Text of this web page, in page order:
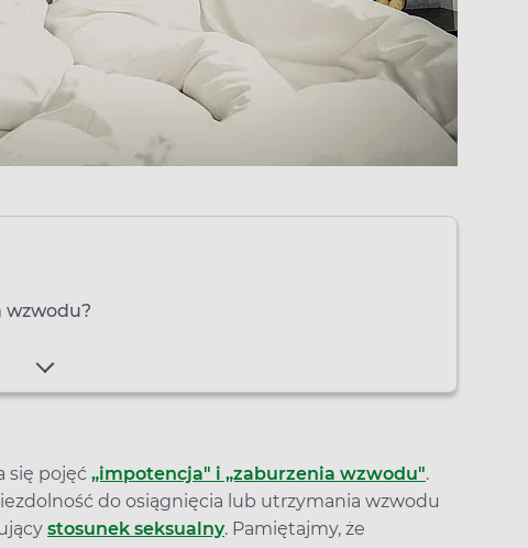
wzwodu?
się pojęć „impotencja" i „zaburzenia wzwodu".
do osiągnięcia lub utrzymania wzwodu
stosunek seksualny. Pamiętajmy, że